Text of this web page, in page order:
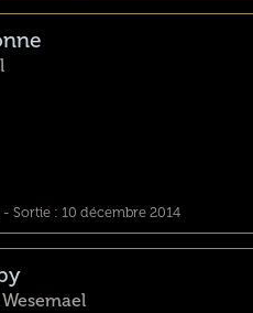
Sortie : 10 décembre 2014